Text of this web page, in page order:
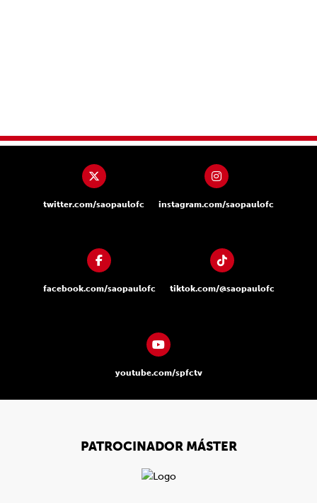
twitter.com/saopaulofc instagram.com/saopaulofc
facebook.com/saopaulofc tiktok.com/@saopaulofc
youtube.com/spfctv
PATROCINADOR MÁSTER